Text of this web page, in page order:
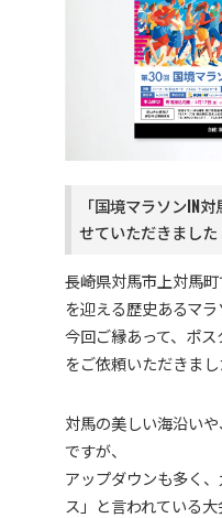
「国境マラソンIN
せていただきました
長崎県対馬市上対馬
を迎える歴史あるマラ
今回ご縁あって、ポ
をご依頼いただきまし
対馬の美しい海沿い
ですが、
アップダウンも多く
ス」と言われている